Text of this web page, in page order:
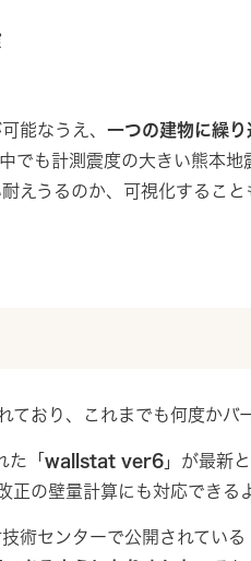
能なうえ、 一つの建物に繰り
中でも計測震度の大きい熊本地
えうるのか、可視化すること
おり、これまでも何度かバ
た「 wallstat ver6 」が最新
正の壁量計算にも対応できる
術センターで公開されてい